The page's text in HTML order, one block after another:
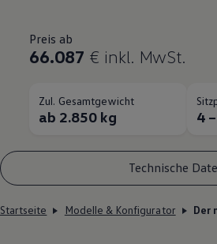
Preis ab
66.087 € inkl. MwSt.
Zul. Gesamtgewicht
ab 2.850 kg 4
Technische
Startseite Modelle & Konfigurator Der